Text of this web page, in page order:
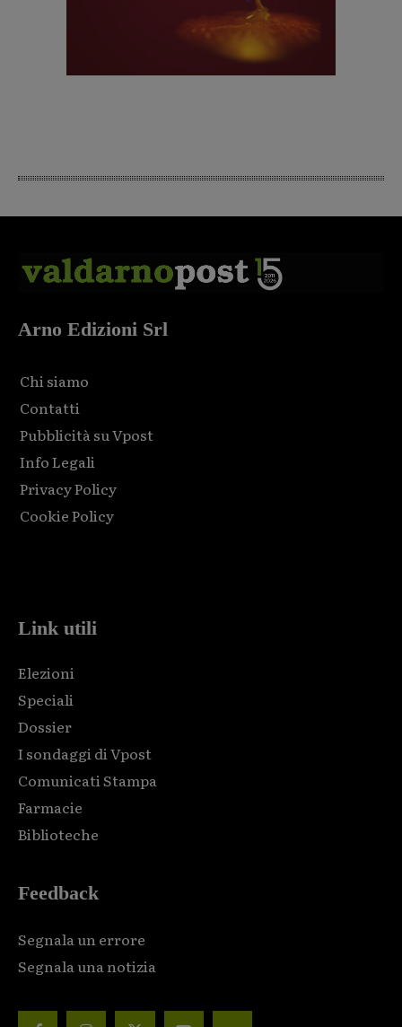
Arno Edizioni Srl
Chi siamo
Contatti
Pubblicità su Vpost
Info Legali
Privacy Policy
Cookie Policy
Link utili
Elezioni
Speciali
Dossier
I sondaggi di Vpost
Comunicati Stampa
Farmacie
Biblioteche
Feedback
Segnala un errore
Segnala una notizia